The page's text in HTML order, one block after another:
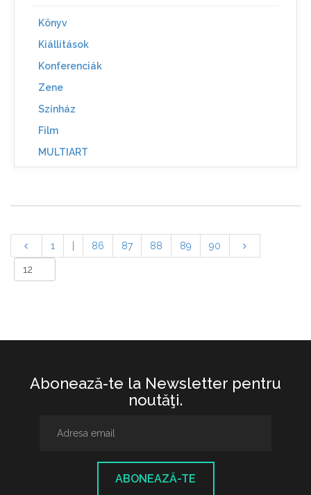
Könyv
Kiállítások
Konferenciák
Zene
Színház
Film
MULTIART
1 86 87 88 89 90
Abonează-te la Newsletter pentru
noutăţi.
ABONEAZĂ-TE